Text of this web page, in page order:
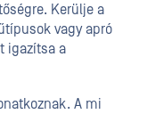
Kerülje a
vagy apró
igazítsa a
A mi